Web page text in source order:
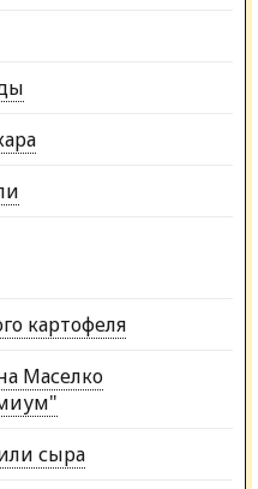
картофеля
Маселко
сыра